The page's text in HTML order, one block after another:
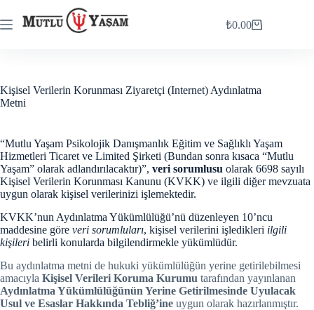
to
content
Shopping
₺0.00
Kişisel Verilerin Korunması Ziyaretçi (Internet) Aydınlatma
Metni
“Mutlu Yaşam Psikolojik Danışmanlık Eğitim ve Sağlıklı Yaşam
Hizmetleri Ticaret ve Limited Şirketi (Bundan sonra kısaca “Mutlu
Yaşam” olarak adlandırılacaktır)”, veri sorumlusu olarak 6698 sayılı
Kişisel Verilerin Korunması Kanunu (KVKK) ve ilgili diğer mevzuata
uygun olarak kişisel verilerinizi işlemektedir.
KVKK’nun Aydınlatma Yükümlülüğü’nü düzenleyen 10’ncu
maddesine göre veri sorumluları, kişisel verilerini işledikleri ilgili
kişileri belirli konularda bilgilendirmekle yükümlüdür.
Bu aydınlatma metni de hukuki yükümlülüğün yerine getirilebilmesi
amacıyla Kişisel Verileri Koruma Kurumu tarafından yayınlanan
Aydınlatma Yükümlülüğünün Yerine Getirilmesinde Uyulacak
Usul ve Esaslar Hakkında Tebliğ’ine uygun olarak hazırlanmıştır.